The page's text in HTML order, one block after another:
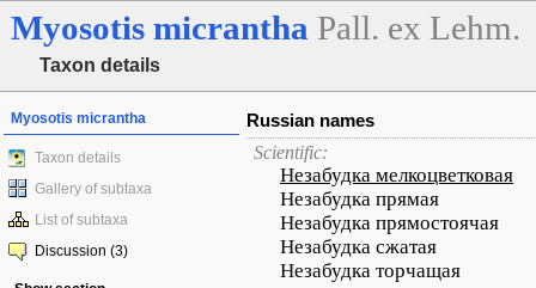
Myosotis micrantha Pall. ex Lehm.
Taxon details
Myosotis micrantha
Taxon details
Gallery of subtaxa
List of subtaxa
Discussion (3)
Russian names
Scientific:
Незабудка мелкоцветковая
Незабудка прямая
Незабудка прямостоячая
Незабудка сжатая
Незабудка торчащая